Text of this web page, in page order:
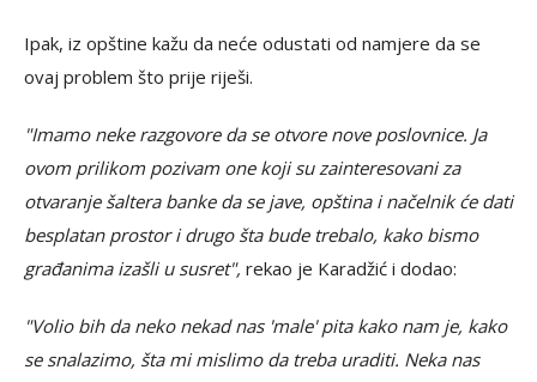
Ipak, iz opštine kažu da neće odustati od namjere da se
ovaj problem što prije riješi.
"Imamo neke razgovore da se otvore nove poslovnice. Ja
ovom prilikom pozivam one koji su zainteresovani za
otvaranje šaltera banke da se jave, opština i načelnik će dati
besplatan prostor i drugo šta bude trebalo, kako bismo
građanima izašli u susret", rekao je Karadžić i dodao:
"Volio bih da neko nekad nas 'male' pita kako nam je, kako
se snalazimo, šta mi mislimo da treba uraditi. Neka nas